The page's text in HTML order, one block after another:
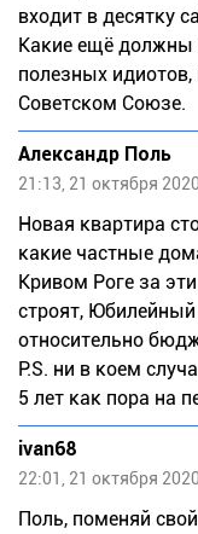
входит в десятку
Какие ещё должны
полезных
Советском Союзе.
Александр Поль
21:13, 21 октября 2020
Новая квартира
какие частные
Кривом Роге за
строят,
относительно
P.S. ни в коем
5 лет как пора на
ivan68
22:01, 21 октября 2020
Поль, поменяй